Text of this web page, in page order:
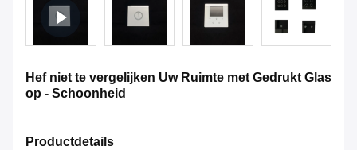
Hef niet te vergelijken Uw Ruimte met Gedrukt Glas
op - Schoonheid
Productdetails